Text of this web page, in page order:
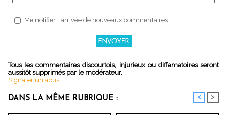
Me notifier l'arrivée de nouveaux commentaires
Tous les commentaires discourtois, injurieux ou diffamatoires seront
aussitôt supprimés par le modérateur.
Signaler un abus
DANS LA MÊME RUBRIQUE : < >